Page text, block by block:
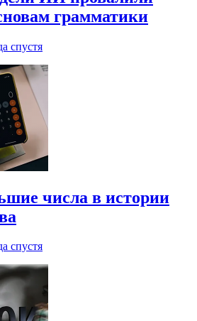
грамматики
спустя
числа в истории
спустя